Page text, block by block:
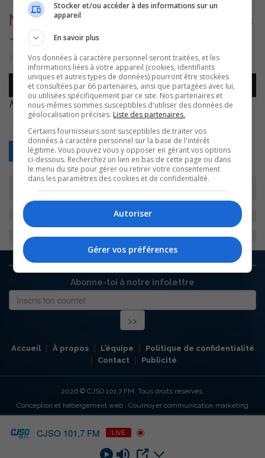
Martin Gingras – Grève Cols bleus
– 20221215
15 décembre 2022 | Par Sylvain Rochon
Lecteur
audio
00:00 00:00
Martin Gingras – Grève Cols bleus – 20221215.
Retour
Abonne-toi à notre infolettre
Accueil À propos L’équipe
Politique de confidentialité
Contact
Publicité
2026 © CJSO 101,7 FM. Tous droits réservés.
Conception et hébergement web : Cournoyer communication marketing
CJSO 101,7 FM LIVE
Stocker et/ou accéder à des informations sur un
appareil
En savoir plus
Vos données à caractère personnel seront traitées, et les
informations liées à votre appareil (cookies, identifiants
uniques et autres types de données) pourront être stockées
et consultées par 66 partenaires, ainsi que partagées avec lui,
ou utilisées spécifiquement par ce site. Nos partenaires et
nous-mêmes sommes susceptibles d'utiliser des données de
géolocalisation précises. Liste des partenaires.
Certains fournisseurs sont susceptibles de traiter vos
données à caractère personnel sur la base de l'intérêt
légitime. Vous pouvez vous y opposer en gérant vos options
ci-dessous. Recherchez un lien en bas de cette page ou dans
le menu du site pour gérer ou retirer votre consentement
dans les paramètres des cookies et de confidentialité.
Autoriser
Gérer vos préférences